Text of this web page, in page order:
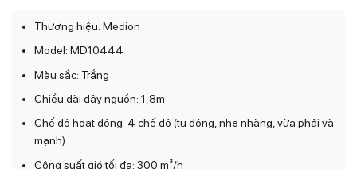
Thương hiệu: Medion
Model: MD10444
Màu sắc: Trắng
Chiều dài dây nguồn: 1,8m
Chế độ hoạt động: 4 chế độ (tự động, nhẹ nhàng, vừa phải và
mạnh)
Công suất gió tối đa: 300 m³/h